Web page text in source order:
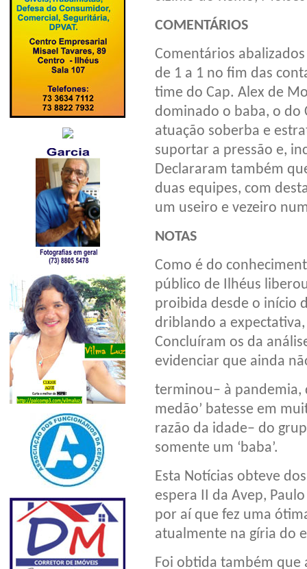
COMENTÁRIOS
Comentários
de 1 a 1 no fim das
time do Cap. Alex de
dominado o baba, o do
atuação soberba e
suportar a pressão e,
Declararam também
duas equipes, com
um useiro e vezeiro
NOTAS
Como é do
público de Ilhéus
proibida desde o início
driblando a
Concluíram os da
evidenciar que ainda
terminou– à pandemia,
medão’ batesse em
razão da idade– do
somente um ‘baba’.
Esta Notícias obteve
espera II da Avep,
por aí que fez uma
atualmente na gíria do
Foi obtida também que